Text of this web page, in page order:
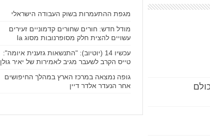
מגפת ההתעמרות בשוק העבודה הישראלי
מודל חדש: חורים שחורים קדמוניים זעירים
עשויים להצית חלק מסופרנובות מסוג Ia
עכשיו 14 (יוטיוב): "התנשאות גזענית איומה":
טייס הקרב לשעבר מגיב לאמירות של יאיר גולן
גופה נמצאה במרכז הארץ במהלך החיפושים
אחר הנעדר אלדר דיין